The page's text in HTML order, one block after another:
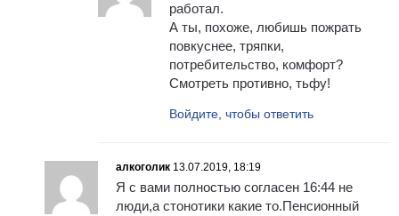
работал.
А ты, похоже, любишь пожрать
повкуснее, тряпки,
потребительство, комфорт?
Смотреть противно, тьфу!
Войдите, чтобы ответить
алкоголик 13.07.2019, 18:19
Я с вами полностью согласен 16:44 не
люди,а стонотики какие то.Пенсионный